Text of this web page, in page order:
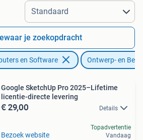
Alle afstanden…
je zoekopdracht
en Software Ontwerp- en
Google SketchUp Pro 2025–Lifetime
licentie-directe levering
€ 29,00 Details
Bezoek website
Topadvertentie
Vandaag